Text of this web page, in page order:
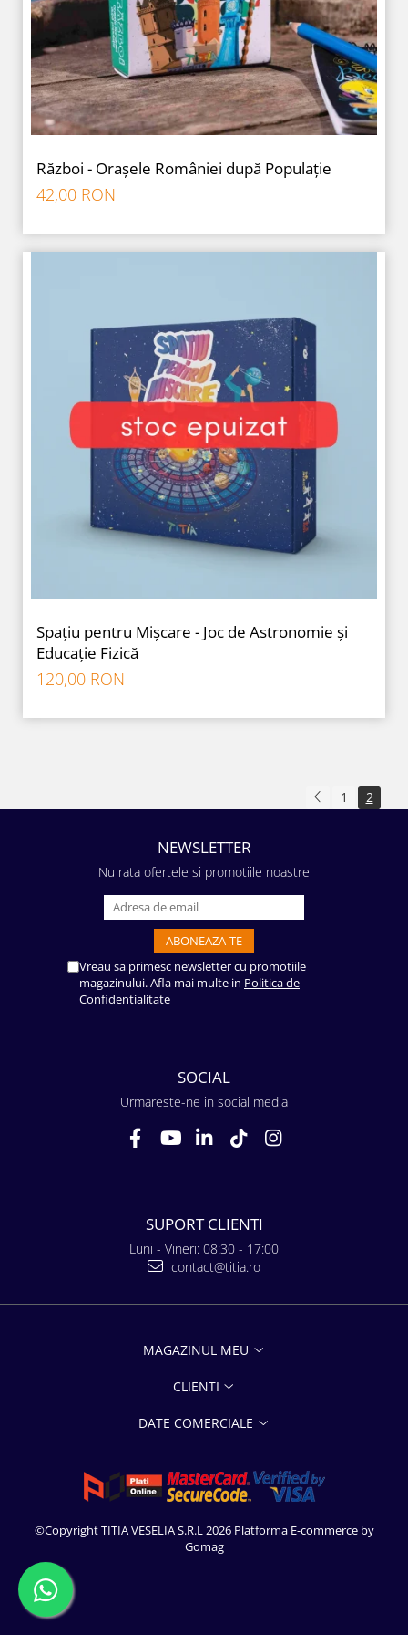
9 Ani
11 - 14 Ani
14+ Ani
Colecția Păcălici
TOATE JOCURILE
Război - Orașele României după Populație
42,00 RON
Spațiu pentru Mișcare - Joc de Astronomie și
Educație Fizică
120,00 RON
1 2
NEWSLETTER
Nu rata ofertele si promotiile noastre
Vreau sa primesc newsletter cu promotiile
magazinului. Afla mai multe in Politica de
Confidentialitate
SOCIAL
Urmareste-ne in social media
SUPORT CLIENTI
Luni - Vineri: 08:30 - 17:00
contact@titia.ro
MAGAZINUL MEU
CLIENTI
DATE COMERCIALE
©Copyright TITIA VESELIA S.R.L 2026 Platforma E-commerce by
Gomag